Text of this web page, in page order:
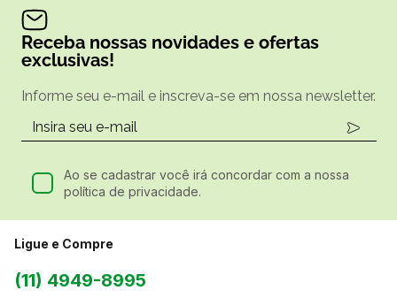
Receba nossas novidades e ofertas
exclusivas!
Informe seu e-mail e inscreva-se em nossa newsletter.
Ao se cadastrar você irá concordar com a nossa
política de privacidade.
Ligue e Compre
(11) 4949-8995